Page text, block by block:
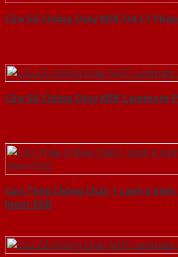
Cửa Gỗ Chống Cháy MDF O4-C1
Cửa Gỗ Chống Cháy MDF Laminate
Cửa Thép Chống Cháy 1 canh o
hiem-SGD